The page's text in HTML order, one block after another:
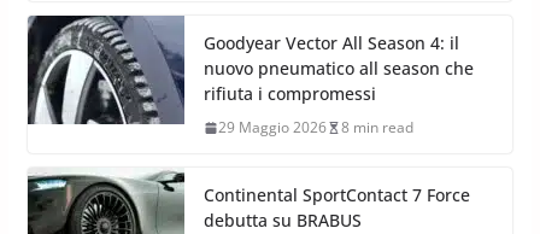
Goodyear Vector All Season 4: il
nuovo pneumatico all season che
rifiuta i compromessi
29 Maggio 2026 8 min read
Continental SportContact 7 Force
debutta su BRABUS